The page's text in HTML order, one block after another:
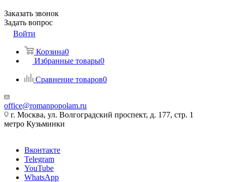
Заказать звонок
Задать вопрос
Войти
Корзина0
Избранные товары0
Сравнение товаров0
office@romanpopolam.ru
г. Москва, ул. Волгоградский проспект, д. 177, стр. 1
метро Кузьминки
Вконтакте
Telegram
YouTube
WhatsApp